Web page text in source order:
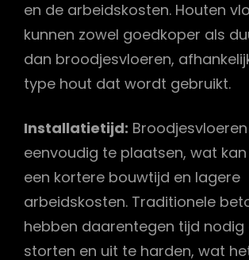
en de arbeidskosten. Houten
kunnen zowel goedkoper als
dan broodjesvloeren,
type hout dat wordt gebruikt.
Installatietijd:
eenvoudig te plaatsen, wat
een kortere bouwtijd en lagere
arbeidskosten. Traditionele
hebben daarentegen tijd
storten en uit te harden, wat